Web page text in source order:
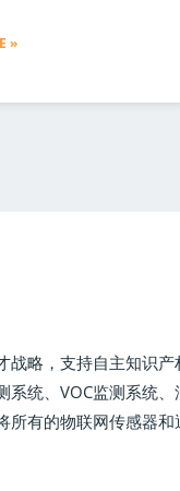
»
战略，支持自主知识
系统、VOC监测系统
所有的物联网传感器